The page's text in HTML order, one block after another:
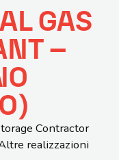
GAS
–
Contractor
realizzazioni